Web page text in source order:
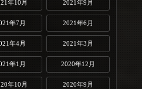
年10月 2021年9月
年7月 2021年6月
年4月 2021年3月
年1月 2020年12月
年10月 2020年9月